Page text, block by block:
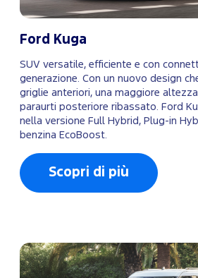
Ford Kuga
SUV versatile, efficiente e con
generazione. Con un nuovo design
griglie anteriori, una maggiore
paraurti posteriore ribassato. Ford
nella versione Full Hybrid, Plug-in
benzina EcoBoost.
Scopri di più